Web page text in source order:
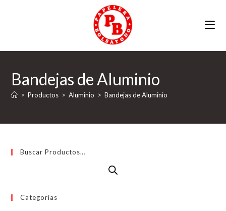
Bandejas de Aluminio
> Productos > Aluminio > Bandejas de Aluminio
Buscar Productos…
Categorías